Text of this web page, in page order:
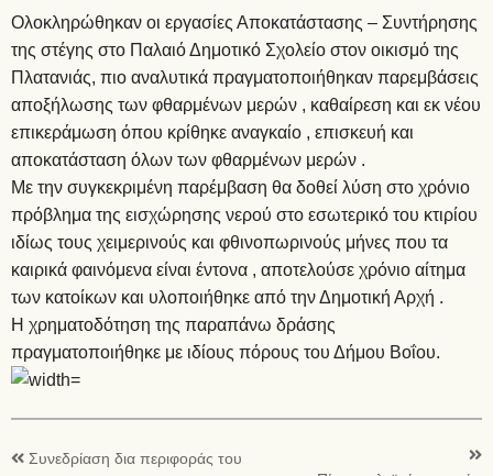
Ολοκληρώθηκαν οι εργασίες Αποκατάστασης – Συντήρησης
της στέγης στο Παλαιό Δημοτικό Σχολείο στον οικισμό της
Πλατανιάς, πιο αναλυτικά πραγματοποιήθηκαν παρεμβάσεις
αποξήλωσης των φθαρμένων μερών , καθαίρεση και εκ νέου
επικεράμωση όπου κρίθηκε αναγκαίο , επισκευή και
αποκατάσταση όλων των φθαρμένων μερών .
Με την συγκεκριμένη παρέμβαση θα δοθεί λύση στο χρόνιο
πρόβλημα της εισχώρησης νερού στο εσωτερικό του κτιρίου
ιδίως τους χειμερινούς και φθινοπωρινούς μήνες που τα
καιρικά φαινόμενα είναι έντονα , αποτελούσε χρόνιο αίτημα
των κατοίκων και υλοποιήθηκε από την Δημοτική Αρχή .
Η χρηματοδότηση της παραπάνω δράσης
πραγματοποιήθηκε με ιδίους πόρους του Δήμου Βοΐου.
Συνεδρίαση δια περιφοράς του